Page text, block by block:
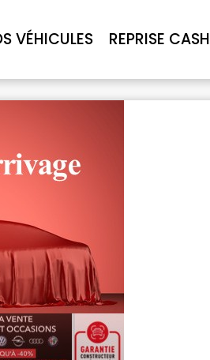
VÉHICULES REPRISE CASH